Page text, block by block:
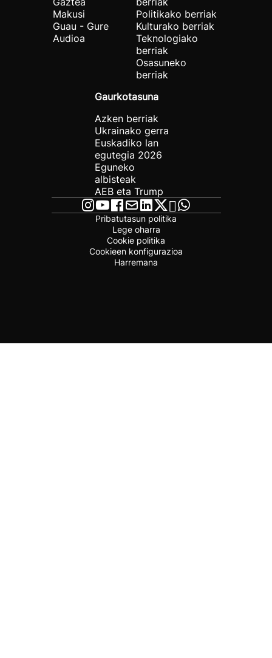
Makusi
Guau - Gure
Audioa
Politikako berriak
Kulturako berriak
Teknologiako
berriak
Osasuneko
berriak
Gaurkotasuna
Azken berriak
Ukrainako gerra
Euskadiko lan
egutegia 2026
Eguneko
albisteak
AEB eta Trump
Pribatutasun politika
Lege oharra
Cookie politika
Cookieen konfigurazioa
Harremana